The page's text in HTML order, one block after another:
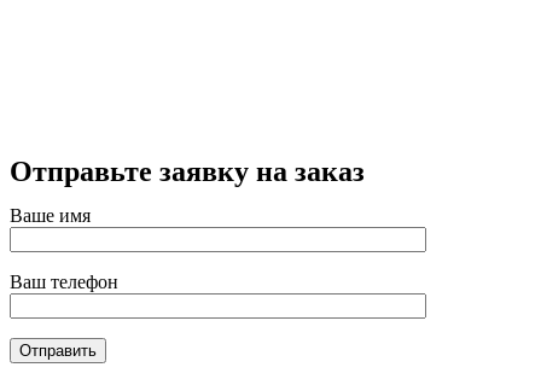
Отправьте заявку на заказ
Ваше имя
Ваш телефон